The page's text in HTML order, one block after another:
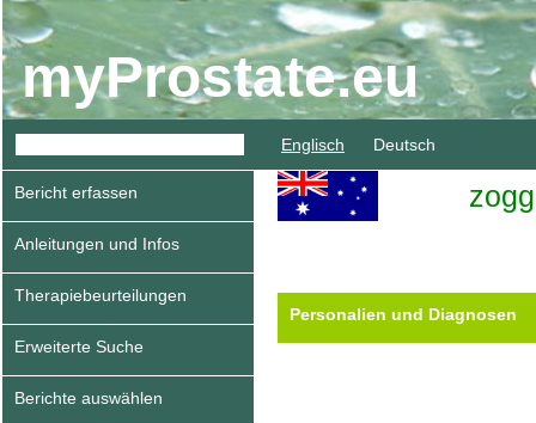
myProstate.eu
Englisch Deutsch
Bericht erfassen
Anleitungen und Infos
Therapiebeurteilungen
Erweiterte Suche
Berichte auswählen
Personalien und Diagnosen